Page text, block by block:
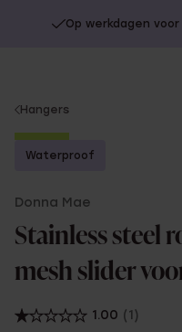
Op werkdagen
You
are
here:
Hangers
-70%
Waterproof
Donna Mae
Stainless steel
mesh slider
1.00 (1)